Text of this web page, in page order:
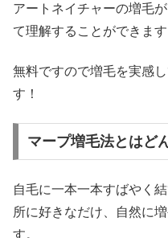
アートネイチャーの増毛
て理解することができます
無料ですので増毛を実感
す！
マープ増毛法とはど
自毛に一本一本すばやく
所に好きなだけ、自然に
す。